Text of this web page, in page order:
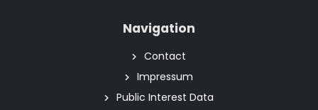
Navigation
Contact
Impressum
Public Interest Data